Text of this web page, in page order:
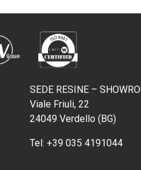
SEDE RESINE –
Viale Friuli, 22
24049 Verdello (BG)
Tel: +39 035 4191044